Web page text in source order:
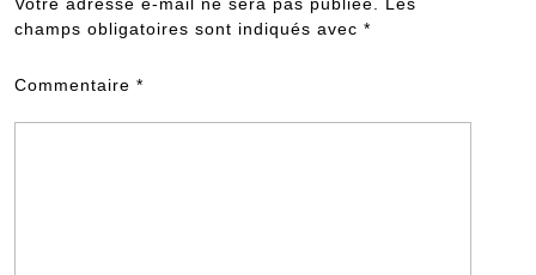
champs obligatoires sont indiqués avec *
Commentaire *